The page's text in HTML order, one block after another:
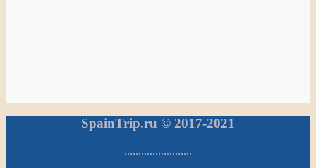
SpainTrip.ru © 2017-2021
........................